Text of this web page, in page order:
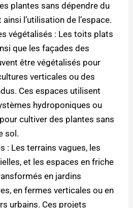
plantes sans dépendre du
l’utilisation de l’espace.
végétalisés : Les toits plats
que les façades des
être végétalisés pour
verticales ou des
Ces espaces utilisent
hydroponiques ou
cultiver des plantes sans
sol.
: Les terrains vagues, les
et les espaces en friche
en jardins
en fermes verticales ou en
urbains. Ces projets